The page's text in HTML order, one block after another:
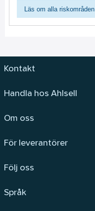
Läs om alla riskområden
Kontakt
Handla hos Ahlsell
Om oss
För leverantörer
Följ oss
Språk